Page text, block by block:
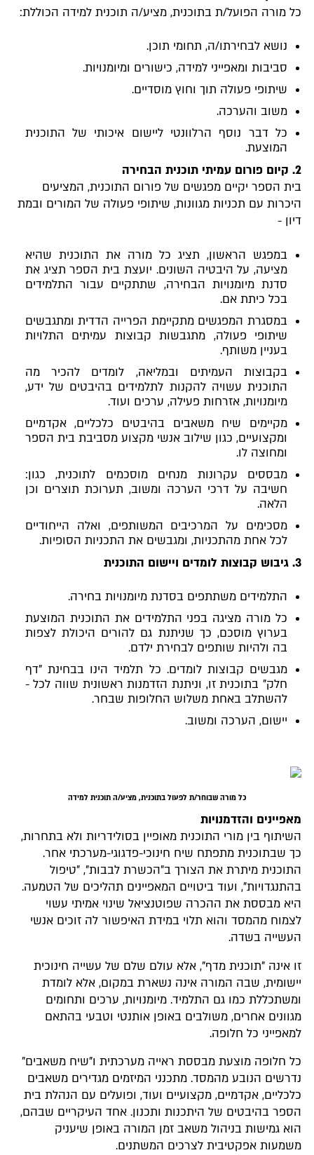
כל מורה הפועל/ת בתוכנית, מציע/ה תוכנית למידה הכוללת:
נושא לבחירתו/ה, תחומי תוכן.
סביבות ומאפייני למידה, כישורים ומיומנויות.
שיתופי פעולה תוך וחוץ מוסדיים.
משוב והערכה.
כל דבר נוסף הרלוונטי ליישום איכותי של התוכנית
המוצעת.
2. קיום פורום עמיתי תוכנית הבחירה
בית הספר יקיים מפגשים של פורום התוכנית, המציעים
היכרות עם תכניות מגוונות, שיתופי פעולה של המורים ובמת
דיון -
במפגש הראשון, תציג כל מורה את התוכנית שהיא
מציעה, על היבטיה השונים. יועצת בית הספר תציג את
סדנת מיומנויות הבחירה, שתתקיים עבור התלמידים
בכל כיתת אם.
במסגרת המפגשים מתקיימת הפרייה הדדית ומתגבשים
שיתופי פעולה, מתגבשות קבוצות עמיתים התלויות
בעניין משותף.
בקבוצות העמיתים ובמליאה, לומדים להכיר מה
התוכנית עשויה להקנות לתלמידים בהיבטים של ידע,
מיומנויות, אזרחות פעילה, ערכים ועוד.
מקיימים שיח משאבים בהיבטים כלכליים, אקדמיים
ומקצועיים, כגון שילוב אנשי מקצוע מסביבת בית הספר
ומחוצה לו.
מבססים עקרונות מנחים מוסכמים לתוכנית, כגון:
חשיבה על דרכי הערכה ומשוב, תערוכת תוצרים וכן
הלאה.
מסכימים על המרכיבים המשותפים, ואלה הייחודיים
לכל אחת מהתכניות, ומגבשים את התכניות הסופיות.
3. גיבוש קבוצות לומדים ויישום התוכנית
התלמידים משתתפים בסדנת מיומנויות בחירה.
כל מורה מציגה בפני התלמידים את התוכנית המוצעת
בערוץ מוסכם, כך שניתנת גם להורים היכולת לצפות
בה ולהיות שותפים לבחירת ילדם.
מגבשים קבוצות לומדים. כל תלמיד הינו בבחינת "דף
חלק" בתוכנית זו, וניתנת הזדמנות ראשונית שווה לכל -
להשתלב באחת משלוש החלופות שבחר.
יישום, הערכה ומשוב.
כל מורה שבוחר/ת לפעול בתוכנית, מציע/ה תוכנית למידה
מאפיינים והזדמנויות
השיתוף בין מורי התוכנית מאופיין בסולידריות ולא בתחרות,
כך שבתוכנית מתפתח שיח חינוכי-פדגוגי-מערכתי אחר.
התוכנית מיתרת את הצורך ב"הכשרת לבבות", "טיפול
בהתנגדויות", ועוד ביטויים המאפיינים תהליכים של הטמעה.
היא מבססת את ההכרה שפוטנציאל שינוי אמיתי עשוי
לצמוח מהמסד והוא תלוי במידת האיפשור לה זוכים אנשי
העשייה בשדה.
זו אינה "תוכנית מדף", אלא עולם שלם של עשייה חינוכית
יישומית, שבה המורה אינה נשארת במקום, אלא לומדת
ומשתכללת כמו גם התלמיד. מיומנויות, ערכים ותחומים
מגוונים אחרים, משולבים באופן אותנטי וטבעי בהתאם
למאפייני כל חלופה.
כל חלופה מוצעת מבססת ראייה מערכתית ו"שיח משאבים"
נדרשים הנובע מהמסד. מתכנני המיזמים מגדירים משאבים
כלכליים, אקדמיים, מקצועיים ועוד, ופועלים עם הנהלת בית
הספר בהיבטים של היתכנות ותכנון. אחד העיקריים שבהם,
הוא גמישות בניהול משאב זמן המורה באופן שיעניק
משמעות אפקטיבית לצרכים המשתנים.